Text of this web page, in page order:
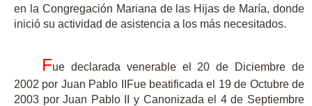
en la Congregación Mariana de las Hijas de María, donde
inició su actividad de asistencia a los más necesitados.
Fue declarada venerable el 20 de Diciembre de
2002 por Juan Pablo IIFue beatificada el 19 de Octubre de
2003 por Juan Pablo II y Canonizada el 4 de Septiembre